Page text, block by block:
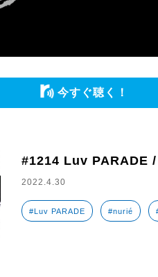
今すぐ聴く！
#1214 Luv PARADE
2022.4.30
#Luv PARADE #nurié